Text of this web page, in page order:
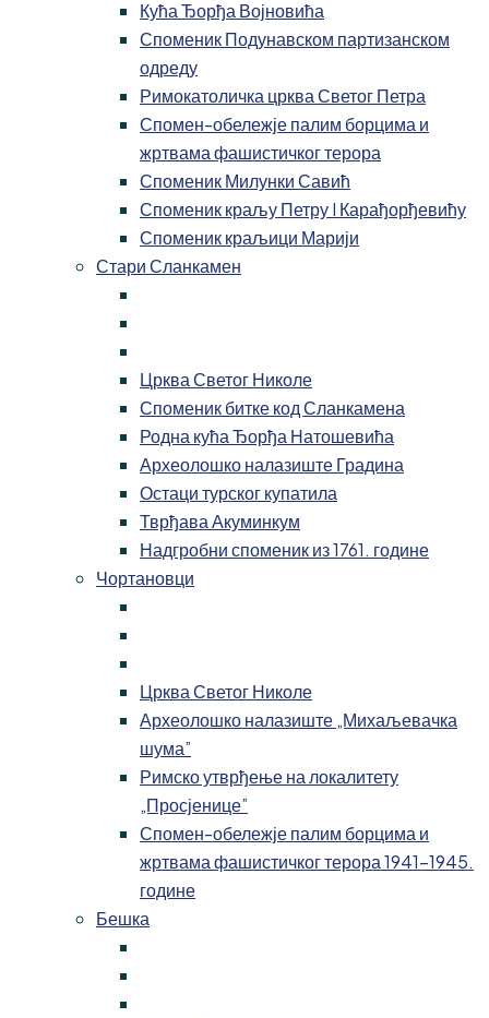
Кућа Ђорђа Војновића
Споменик Подунавском партизанском
одреду
Римокатоличка црква Светог Петра
Спомен-обележје палим борцима и
жртвама фашистичког терора
Споменик Милунки Савић
Споменик краљу Петру I Карађорђевићу
Споменик краљици Марији
Стари Сланкамен
Црква Светог Николе
Споменик битке код Сланкамена
Родна кућа Ђорђа Натошевића
Археолошко налазиште Градина
Остаци турског купатила
Тврђава Акуминкум
Надгробни споменик из 1761. године
Чортановци
Црква Светог Николе
Археолошко налазиште „Михаљевачка
шума”
Римско утврђење на локалитету
„Просјенице”
Спомен-обележје палим борцима и
жртвама фашистичког терора 1941-1945.
године
Бешка